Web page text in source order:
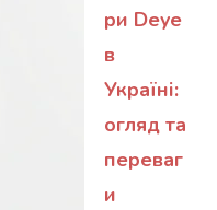
ри Deye
в
Україні:
огляд та
переваг
и